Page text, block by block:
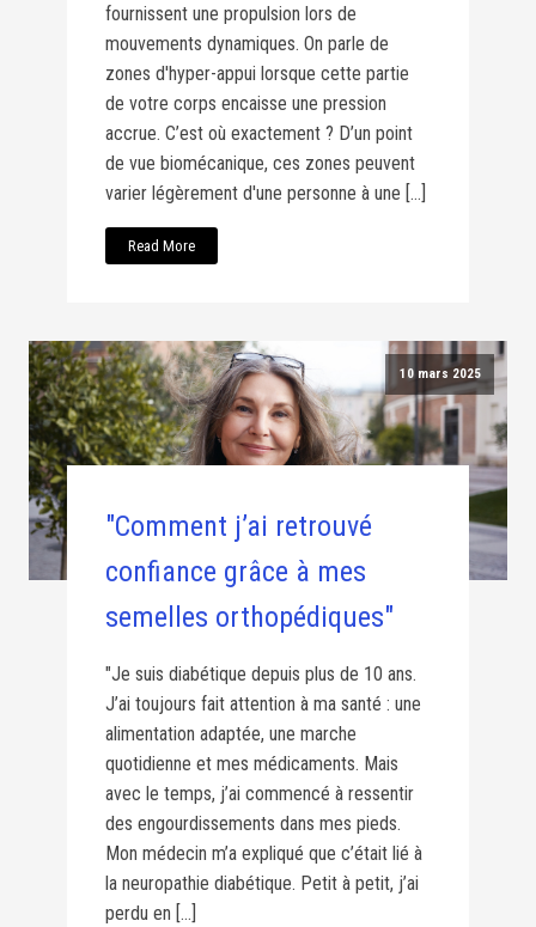
fournissent une propulsion lors de
mouvements dynamiques. On parle de
zones d'hyper-appui lorsque cette partie
de votre corps encaisse une pression
accrue. C’est où exactement ? D’un point
de vue biomécanique, ces zones peuvent
varier légèrement d'une personne à une […]
Read More
10 mars 2025
"Comment j’ai retrouvé
confiance grâce à mes
semelles orthopédiques"
"Je suis diabétique depuis plus de 10 ans.
J’ai toujours fait attention à ma santé : une
alimentation adaptée, une marche
quotidienne et mes médicaments. Mais
avec le temps, j’ai commencé à ressentir
des engourdissements dans mes pieds.
Mon médecin m’a expliqué que c’était lié à
la neuropathie diabétique. Petit à petit, j’ai
perdu en […]